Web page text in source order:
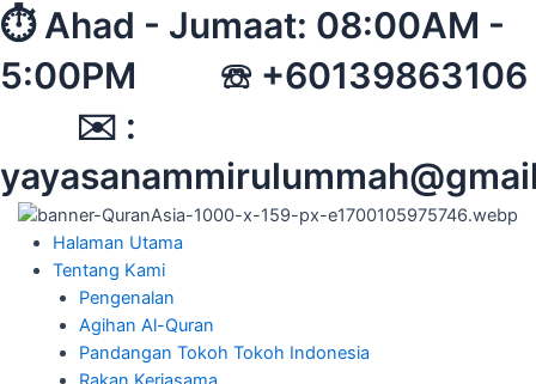
Skip
to
content
⏱︎ Ahad - Jumaat: 08:00AM -
5:00PM ☏ +60139863106
✉︎ :
Halaman Utama
Tentang Kami
Pengenalan
Agihan Al-Quran
Pandangan Tokoh Tokoh Indonesia